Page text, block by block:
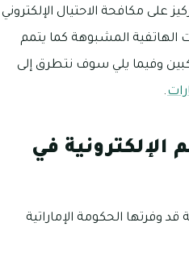
على مكافحة الاحتيال الإلكتروني
الهاتفية المشبوهة كما يتمم
وفيما يلي سوف نتطرق إلى
.
الإلكترونية في
وفرتها الحكومة الإماراتية